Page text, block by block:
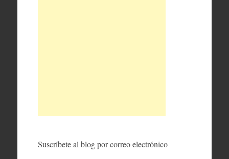
Suscríbete al blog por correo electrónico